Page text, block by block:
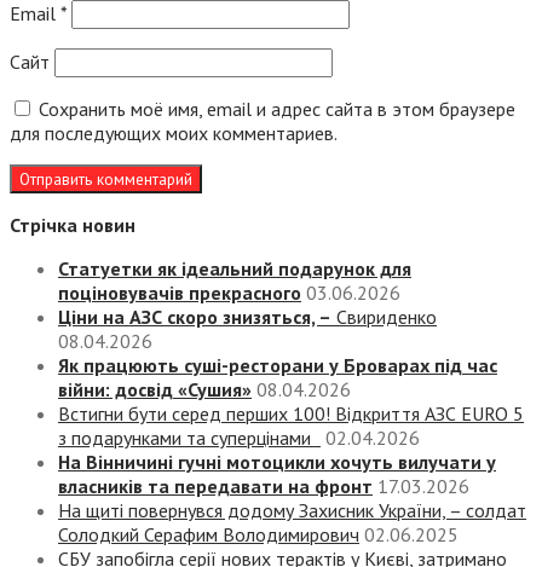
Email *
Сайт
Сохранить моё имя, email и адрес сайта в этом браузере
для последующих моих комментариев.
Стрічка новин
Статуетки як ідеальний подарунок для
поціновувачів прекрасного 03.06.2026
Ціни на АЗС скоро знизяться, – Свириденко
08.04.2026
Як працюють суші-ресторани у Броварах під час
війни: досвід «Сушия» 08.04.2026
Встигни бути серед перших 100! Відкриття АЗС EURO 5
з подарунками та суперцінами
02.04.2026
На Вінничині гучні мотоцикли хочуть вилучати у
власників та передавати на фронт 17.03.2026
На щиті повернувся додому Захисник України, – солдат
Солодкий Серафим Володимирович 02.06.2025
СБУ запобігла серії нових терактів у Києві, затримано